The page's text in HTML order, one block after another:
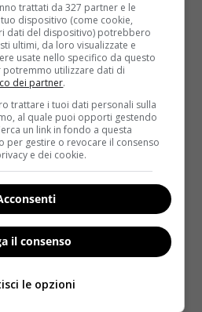
l’elasticità della pelle
contrastando secchezza
trattati da 327 partner e le
dispositivo (come cookie,
dati del dispositivo) potrebbero
ultimi, da loro visualizzate e
usate nello specifico da questo
utilizzare dati di
dei partner.
trattare i tuoi dati personali sulla
al quale puoi opporti gestendo
un link in fondo a questa
per gestire o revocare il consenso
e dei cookie.
il consenso
le opzioni